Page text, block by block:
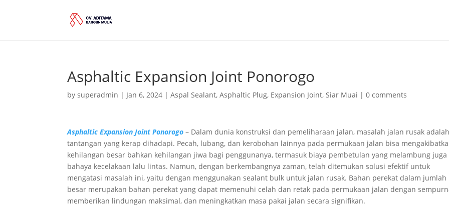
Asphaltic Expansion Joint Ponorogo
bysuperadmin | Jan 6, 2024 |Aspal Sealant,Asphaltic Plug, Expansion Joint,Siar Muai |0 comments
Asphaltic Expansion Joint Ponorogo – Dalam dunia konstruksi dan pemeliharaan jalan, masalah jalan rusak
tantangan yang kerap dihadapi. Pecah, lubang, dan kerobohan lainnya pada permukaan jalan bisa
kehilangan besar bahkan kehilangan jiwa bagi penggunanya, termasuk biaya pembetulan yang melambung juga
bahaya kecelakaan lalu lintas. Namun, dengan berkembangnya zaman, telah ditemukan solusi efektif untuk
mengatasi masalah ini, yaitu dengan menggunakan sealant bulk untuk jalan rusak. Bahan perekat dalam jumlah
besar merupakan bahan perekat yang dapat memenuhi celah dan retak pada permukaan jalan dengan
memberikan lindungan maksimal, dan meningkatkan masa pakai jalan secara signifikan.